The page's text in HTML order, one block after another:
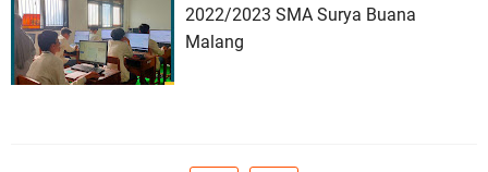
2022/2023 SMA Surya Buana
Malang